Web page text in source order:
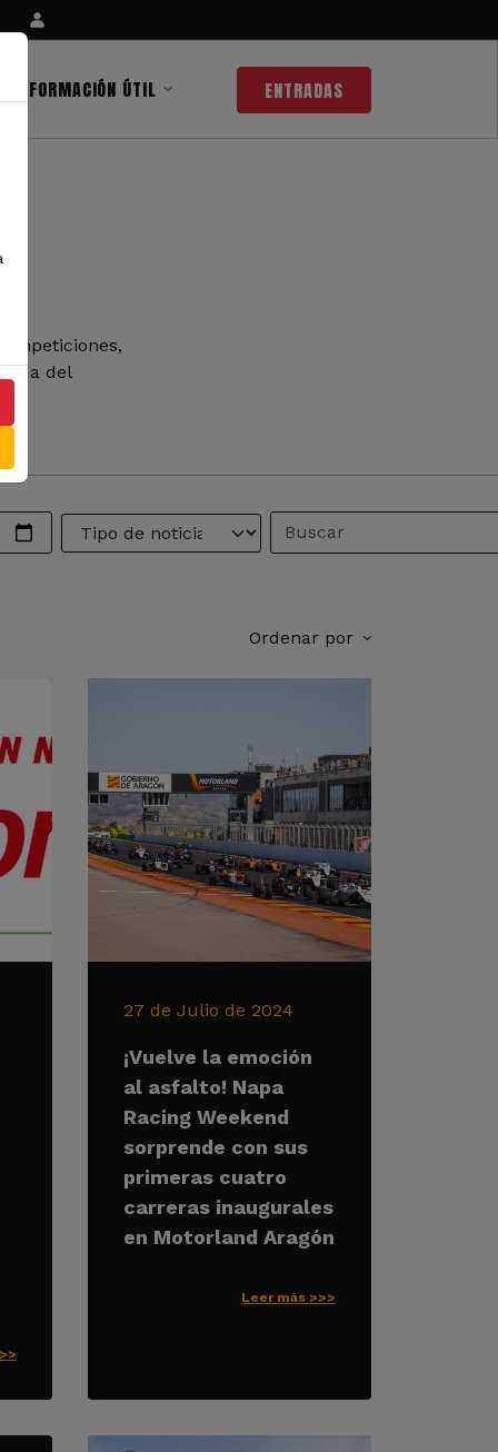
INFORMACIÓN ÚTIL ENTRADAS
del
Ordenar por
27 de Julio de 2024
¡Vuelve la emoción
al asfalto! Napa
Racing Weekend
sorprende con sus
primeras cuatro
carreras inaugurales
en Motorland Aragón
Leer más >>>